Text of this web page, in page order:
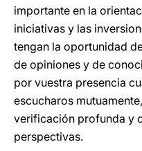
importante en la
iniciativas y las
tengan la oportunidad
de opiniones y de
por vuestra presencia
escucharos
verificación profunda y
perspectivas.